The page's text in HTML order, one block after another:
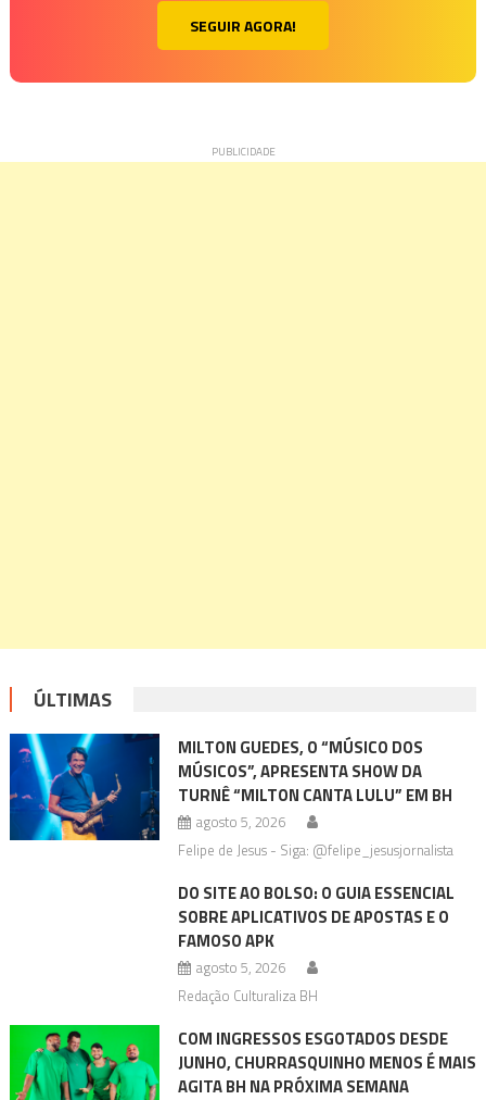
SEGUIR AGORA!
ÚLTIMAS
MILTON GUEDES, O “MÚSICO DOS
MÚSICOS”, APRESENTA SHOW DA
TURNÊ “MILTON CANTA LULU” EM BH
agosto 5, 2026
Felipe de Jesus - Siga: @felipe_jesusjornalista
DO SITE AO BOLSO: O GUIA ESSENCIAL
SOBRE APLICATIVOS DE APOSTAS E O
FAMOSO APK
agosto 5, 2026
Redação Culturaliza BH
COM INGRESSOS ESGOTADOS DESDE
JUNHO, CHURRASQUINHO MENOS É MAIS
AGITA BH NA PRÓXIMA SEMANA